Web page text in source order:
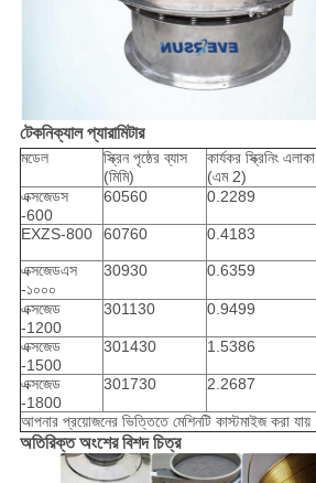
টেকনিক্যাল প্যারামিটার
মডেল
স্ক্রিন পৃষ্ঠের ব্যাস
(মিমি)
কার্যকর স্ক্রিনিং এলাকা
(এম 2)
এক্সজেডস
-600
60560 0.2289
EXZS-800
60760 0.4183
এক্সজেডএস
-১০০০
30930 0.6359
এক্সজেড
-1200
301130 0.9499
এক্সজেড
-1500
301430 1.5386
এক্সজেড
-1800
301730 2.2687
আপনার প্রয়োজনের ভিত্তিতে মেশিনটি কাস্টমাইজ করা যায়
অতিরিক্ত অংশের বিশদ চিত্র